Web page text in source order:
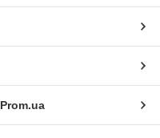
Prom.ua